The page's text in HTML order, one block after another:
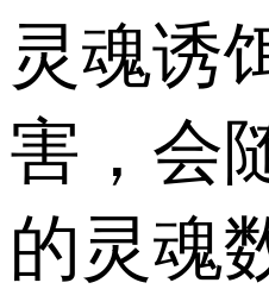
灵魂诱
害，会
的灵魂